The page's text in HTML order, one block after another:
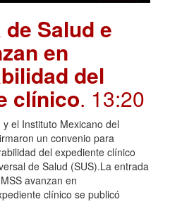
Salud e
en
del
clínico. 13:20
el Instituto Mexicano del
un convenio para
del expediente clínico
de Salud (SUS).La entrada
avanzan en
clínico se publicó